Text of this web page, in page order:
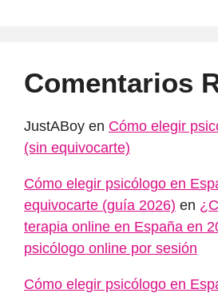
Comentarios
JustABoy en Cómo elegir
(sin equivocarte)
Cómo elegir psicólogo en
equivocarte (guía 2026) en
terapia online en España en
psicólogo online por sesión
Cómo elegir psicólogo en